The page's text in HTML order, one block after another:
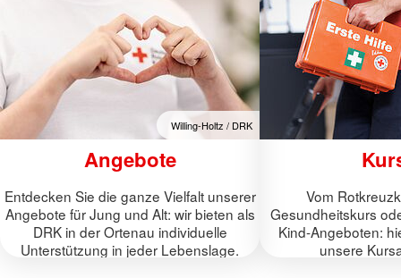
Willing-Holtz / DRK
Angebote
Entdecken Sie die ganze Vielfalt unserer
Angebote für Jung und Alt: wir bieten als
DRK in der Ortenau individuelle
Unterstützung in jeder Lebenslage.
Vom
Gesundheitskurs
Kind-Angeboten:
unsere